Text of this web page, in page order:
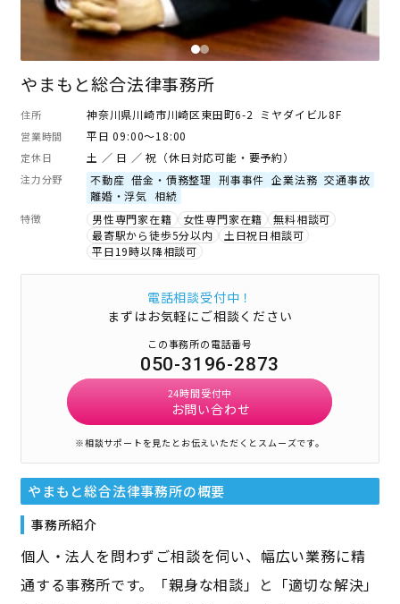
やまもと総合法律事務所
住所 神奈川県川崎市川崎区東田町6-2 ミヤダイビル8F
営業時間 平日 09:00～18:00
定休日 土 ／ 日 ／ 祝（休日対応可能・要予約）
注力分野 不動産 借金・債務整理 刑事事件 企業法務 交通事故
離婚・浮気 相続
特徴 男性専門家在籍 女性専門家在籍
無料相談可
最寄駅から徒歩5分以内
土日祝日相談可
平日19時以降相談可
電話相談受付中！
まずはお気軽にご相談ください
この事務所の電話番号
050-3196-2873
24時間受付中
お問い合わせ
※相談サポートを見たとお伝えいただくとスムーズです。
やまもと総合法律事務所の概要
事務所紹介
個人・法人を問わずご相談を伺い、幅広い業務に精
通する事務所です。「親身な相談」と「適切な解決」